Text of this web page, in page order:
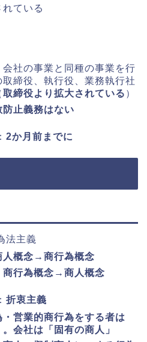
ている
会社の事業と同種の事業を行
取締役、執行役、業務執行社
取締役より拡大されている ）
防止義務はない
2か月前までに
法主義
人概念→商行為概念
商行為概念→商人概念
折衷主義
営業的商行為をする者は
。会社は「固有の商人」